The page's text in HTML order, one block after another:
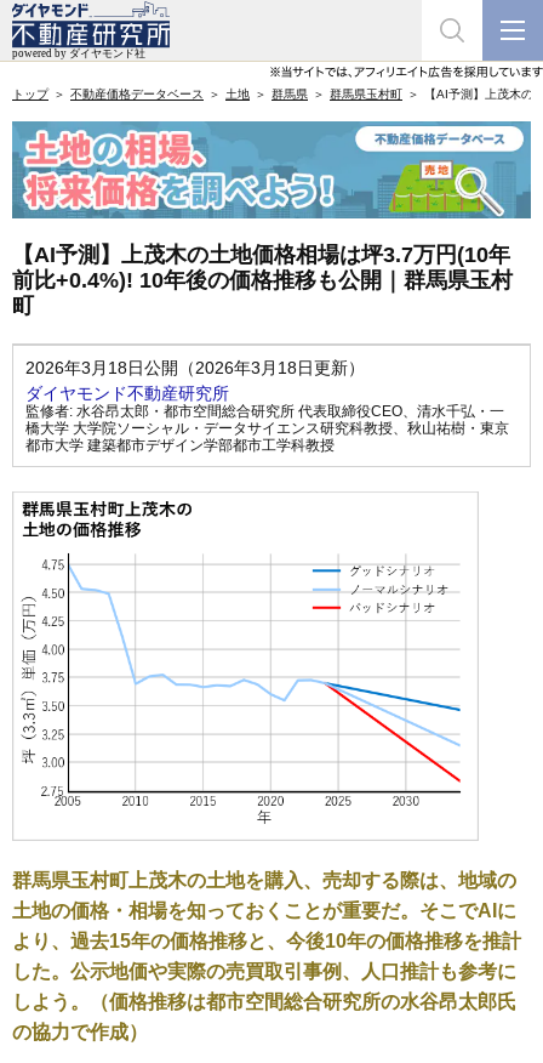
トップ 不動産価格データベース 土地 群馬県 群馬県玉村町 【AI予測】上茂木
【AI予測】上茂木の土地価格相場は坪3.7万円(10年
前比+0.4%)! 10年後の価格推移も公開｜群馬県玉村
町
2026年3月18日公開（2026年3月18日更新）
ダイヤモンド不動産研究所
監修者: 水谷昂太郎・都市空間総合研究所 代表取締役CEO、 清水千弘・一
橋大学 大学院ソーシャル・データサイエンス研究科教授、 秋山祐樹・東京
都市大学 建築都市デザイン学部都市工学科教授
群馬県玉村町上茂木の土地を購入、売却する際は、地域の
土地の価格・相場を知っておくことが重要だ。そこでAIに
より、過去15年の価格推移と、今後10年の価格推移を推計
した。公示地価や実際の売買取引事例、人口推計も参考に
しよう。（価格推移は都市空間総合研究所の水谷昂太郎氏
の協力で作成）